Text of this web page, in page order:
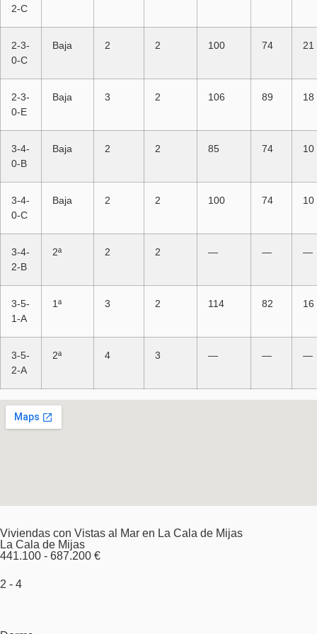
2-C
2-3-
0-C
Baja 2 2 100 74 21
2-3-
0-E
Baja 3 2 106 89 18
3-4-
0-B
Baja 2 2 85 74 10
3-4-
0-C
Baja 2 2 100 74 10
3-4-
2-B
2ª 2 2 — — —
3-5-
1-A
1ª 3 2 114 82 16
3-5-
2-A
2ª 4 3 — — —
Viviendas con Vistas al Mar en La Cala de Mijas
La Cala de Mijas
441.100 - 687.200 €
2 - 4